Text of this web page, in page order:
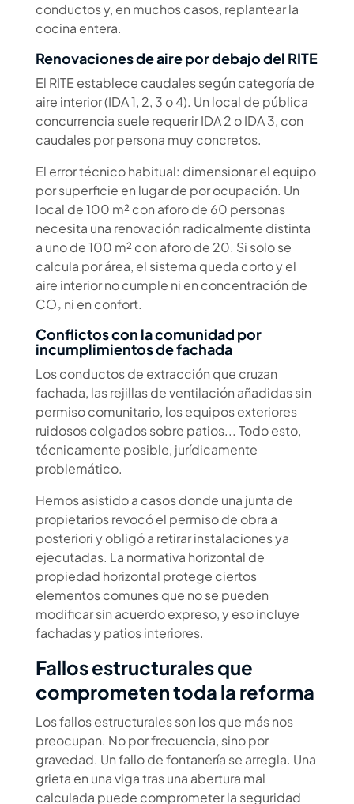
conductos y, en muchos casos, replantear la
cocina entera.
Renovaciones de aire por debajo del RITE
El RITE establece caudales según categoría de
aire interior (IDA 1, 2, 3 o 4). Un local de pública
concurrencia suele requerir IDA 2 o IDA 3, con
caudales por persona muy concretos.
El error técnico habitual: dimensionar el equipo
por superficie en lugar de por ocupación. Un
local de 100 m² con aforo de 60 personas
necesita una renovación radicalmente distinta
a uno de 100 m² con aforo de 20. Si solo se
calcula por área, el sistema queda corto y el
aire interior no cumple ni en concentración de
CO₂ ni en confort.
Conflictos con la comunidad por
incumplimientos de fachada
Los conductos de extracción que cruzan
fachada, las rejillas de ventilación añadidas sin
permiso comunitario, los equipos exteriores
ruidosos colgados sobre patios... Todo esto,
técnicamente posible, jurídicamente
problemático.
Hemos asistido a casos donde una junta de
propietarios revocó el permiso de obra a
posteriori y obligó a retirar instalaciones ya
ejecutadas. La normativa horizontal de
propiedad horizontal protege ciertos
elementos comunes que no se pueden
modificar sin acuerdo expreso, y eso incluye
fachadas y patios interiores.
Fallos estructurales que
comprometen toda la reforma
Los fallos estructurales son los que más nos
preocupan. No por frecuencia, sino por
gravedad. Un fallo de fontanería se arregla. Una
grieta en una viga tras una abertura mal
calculada puede comprometer la seguridad